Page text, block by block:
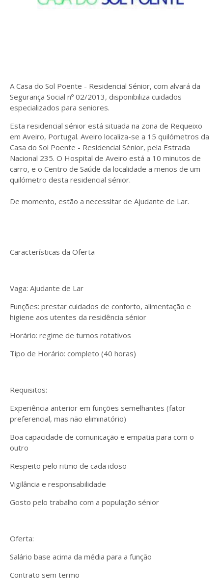
A Casa do Sol Poente - Residencial Sénior, com alvará da
Segurança Social nº 02/2013, disponibiliza cuidados
especializados para seniores.
Esta residencial sénior está situada na zona de Requeixo
em Aveiro, Portugal. Aveiro localiza-se a 15 quilómetros da
Casa do Sol Poente - Residencial Sénior, pela Estrada
Nacional 235. O Hospital de Aveiro está a 10 minutos de
carro, e o Centro de Saúde da localidade a menos de um
quilómetro desta residencial sénior.
De momento, estão a necessitar de Ajudante de Lar.
Características da Oferta
Vaga: Ajudante de Lar
Funções: prestar cuidados de conforto, alimentação e
higiene aos utentes da residência sénior
Horário: regime de turnos rotativos
Tipo de Horário: completo (40 horas)
Requisitos:
Experiência anterior em funções semelhantes (fator
preferencial, mas não eliminatório)
Boa capacidade de comunicação e empatia para com o
outro
Respeito pelo ritmo de cada idoso
Vigilância e responsabilidade
Gosto pelo trabalho com a população sénior
Oferta:
Salário base acima da média para a função
Contrato sem termo